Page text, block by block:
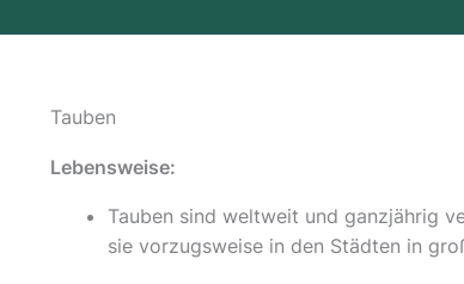
Tauben
Lebensweise:
Tauben sind weltweit und ganzjährig
sie vorzugsweise in den Städten in